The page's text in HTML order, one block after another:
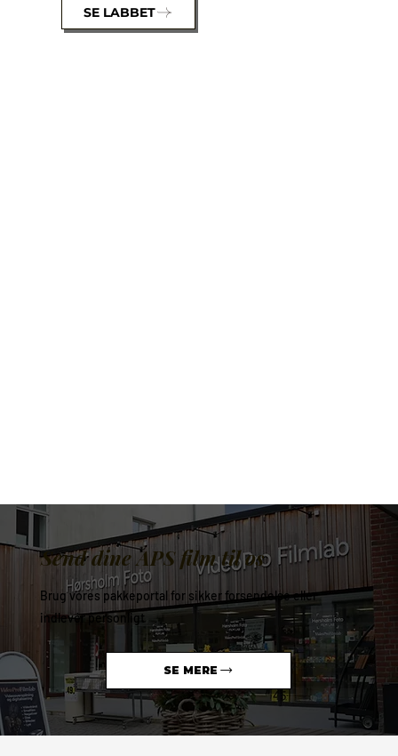
SE LABBET
Send dine APS film til os
Brug vores pakkeportal for sikker forsendelse eller
indlevér personligt
SE MERE